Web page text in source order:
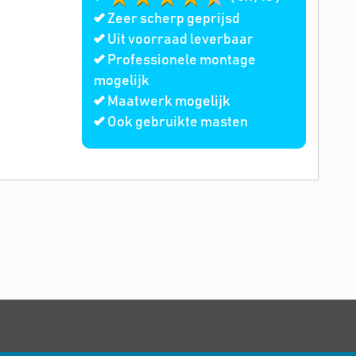
Zeer scherp geprijsd
Uit voorraad leverbaar
Professionele montage
mogelijk
Maatwerk mogelijk
Ook gebruikte masten